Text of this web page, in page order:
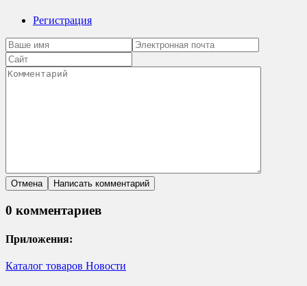
Регистрация
0 комментариев
Приложения:
Каталог товаров Новости